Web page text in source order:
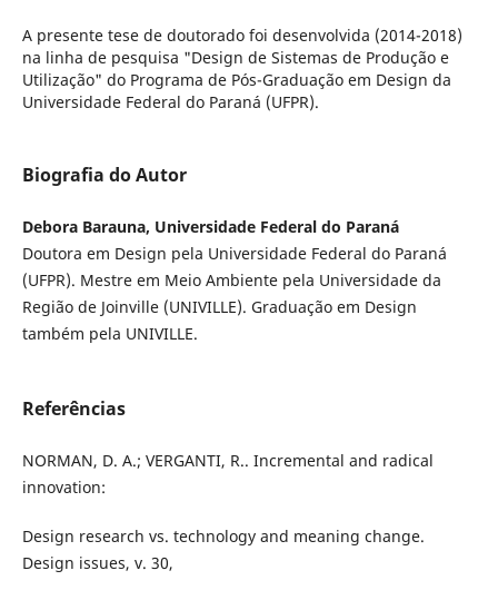
A presente tese de doutorado foi desenvolvida (2014-2018)
na linha de pesquisa "Design de Sistemas de Produção e
Utilização" do Programa de Pós-Graduação em Design da
Universidade Federal do Paraná (UFPR).
Biografia do Autor
Debora Barauna, Universidade Federal do Paraná
Doutora em Design pela Universidade Federal do Paraná
(UFPR). Mestre em Meio Ambiente pela Universidade da
Região de Joinville (UNIVILLE). Graduação em Design
também pela UNIVILLE.
Referências
NORMAN, D. A.; VERGANTI, R.. Incremental and radical
innovation:
Design research vs. technology and meaning change.
Design issues, v. 30,